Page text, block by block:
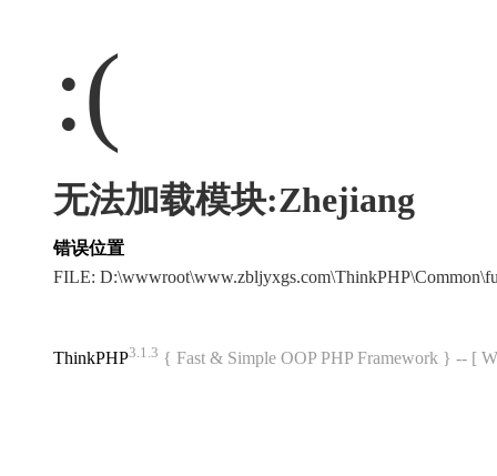
:(
无法加载模块:Zhejiang
错误位置
FILE:
ThinkPHP3.1.3 { Fast & Simple OOP PHP Framework } -- [